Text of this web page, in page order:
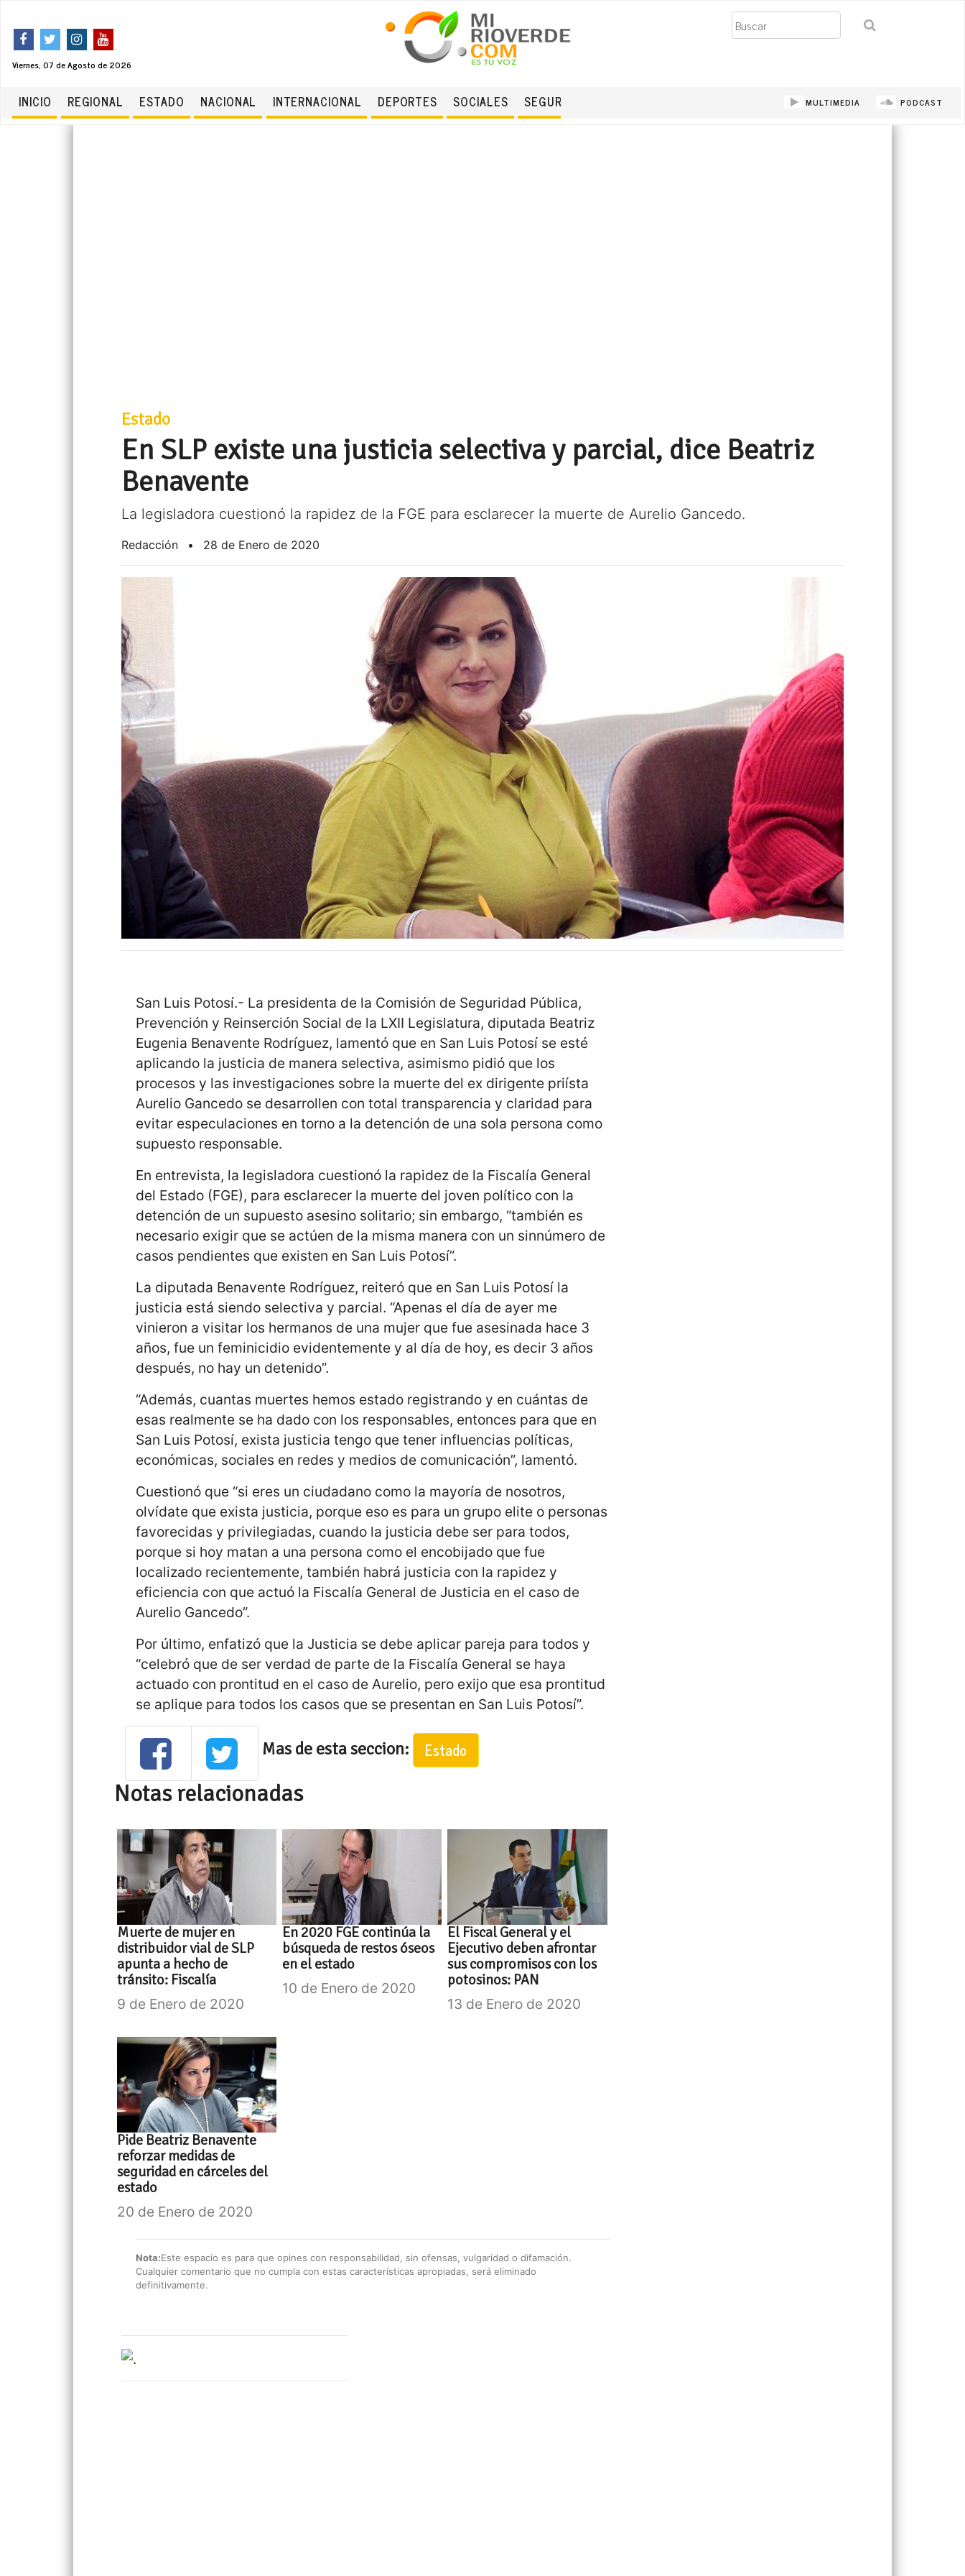
Viernes, 07 de Agosto de 2026
Buscar
INICIO REGIONAL ESTADO NACIONAL INTERNACIONAL DEPORTES SOCIALES SEGURIDAD MULTIMEDIA PODCAST
Estado
En SLP existe una justicia selectiva y parcial, dice Beatriz
Benavente
La legisladora cuestionó la rapidez de la FGE para esclarecer la muerte de Aurelio Gancedo.
Redacción • 28 de Enero de 2020
San Luis Potosí.- La presidenta de la Comisión de Seguridad Pública,
Prevención y Reinserción Social de la LXII Legislatura, diputada Beatriz
Eugenia Benavente Rodríguez, lamentó que en San Luis Potosí se esté
aplicando la justicia de manera selectiva, asimismo pidió que los
procesos y las investigaciones sobre la muerte del ex dirigente priísta
Aurelio Gancedo se desarrollen con total transparencia y claridad para
evitar especulaciones en torno a la detención de una sola persona como
supuesto responsable.
En entrevista, la legisladora cuestionó la rapidez de la Fiscalía General
del Estado (FGE), para esclarecer la muerte del joven político con la
detención de un supuesto asesino solitario; sin embargo, “también es
necesario exigir que se actúen de la misma manera con un sinnúmero de
casos pendientes que existen en San Luis Potosí”.
La diputada Benavente Rodríguez, reiteró que en San Luis Potosí la
justicia está siendo selectiva y parcial. “Apenas el día de ayer me
vinieron a visitar los hermanos de una mujer que fue asesinada hace 3
años, fue un feminicidio evidentemente y al día de hoy, es decir 3 años
después, no hay un detenido”.
“Además, cuantas muertes hemos estado registrando y en cuántas de
esas realmente se ha dado con los responsables, entonces para que en
San Luis Potosí, exista justicia tengo que tener influencias políticas,
económicas, sociales en redes y medios de comunicación”, lamentó.
Cuestionó que “si eres un ciudadano como la mayoría de nosotros,
olvídate que exista justicia, porque eso es para un grupo elite o personas
favorecidas y privilegiadas, cuando la justicia debe ser para todos,
porque si hoy matan a una persona como el encobijado que fue
localizado recientemente, también habrá justicia con la rapidez y
eficiencia con que actuó la Fiscalía General de Justicia en el caso de
Aurelio Gancedo”.
Por último, enfatizó que la Justicia se debe aplicar pareja para todos y
“celebró que de ser verdad de parte de la Fiscalía General se haya
actuado con prontitud en el caso de Aurelio, pero exijo que esa prontitud
se aplique para todos los casos que se presentan en San Luis Potosí”.
Mas de esta seccion: Estado
Notas relacionadas
Muerte de mujer en
distribuidor vial de SLP
apunta a hecho de
tránsito: Fiscalía
9 de Enero de 2020
En 2020 FGE continúa la
búsqueda de restos óseos
en el estado
10 de Enero de 2020
El Fiscal General y el
Ejecutivo deben afrontar
sus compromisos con los
potosinos: PAN
13 de Enero de 2020
Pide Beatriz Benavente
reforzar medidas de
seguridad en cárceles del
estado
20 de Enero de 2020
Nota:Este espacio es para que opines con responsabilidad, sin ofensas, vulgaridad o difamación.
Cualquier comentario que no cumpla con estas características apropiadas, será eliminado
definitivamente.